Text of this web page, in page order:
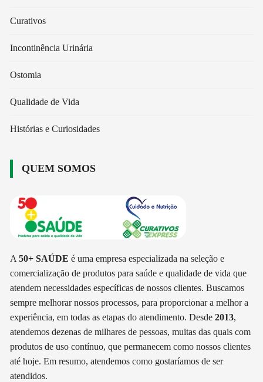
Curativos
Incontinência Urinária
Ostomia
Qualidade de Vida
Histórias e Curiosidades
QUEM SOMOS
A50+ SAÚDE é uma empresa especializada na seleção e
comercialização de produtos para saúde e qualidade de vida que
atendem necessidades específicas de nossos clientes. Buscamos
sempre melhorar nossos processos, para proporcionar a melhor a
experiência, em todas as etapas do atendimento. Desde2013,
atendemos dezenas de milhares de pessoas, muitas das quais com
produtos de uso contínuo, que permanecem como nossos clientes
até hoje. Em resumo, atendemos como gostaríamos de ser
atendidos.